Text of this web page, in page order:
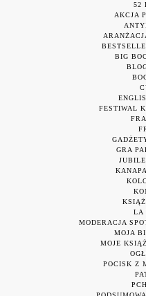
52
AKCJA
BIG
FESTIWAL
GRA
LA
MODERACJA
MOJA
MOJE
POCISK Z